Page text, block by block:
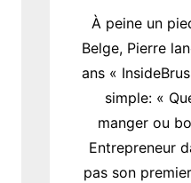
À peine un
Belge, Pierre
ans «
simple: «
manger ou
Entrepreneur
pas son